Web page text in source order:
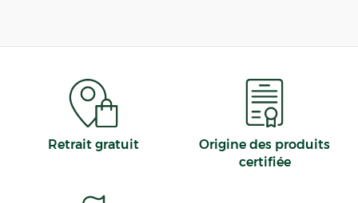
Retrait gratuit
Origine des produits
certifiée